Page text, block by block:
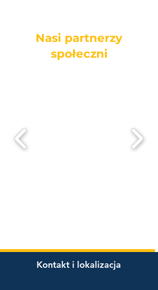
Nasi partnerzy
społeczni
Kontakt i lokalizacja